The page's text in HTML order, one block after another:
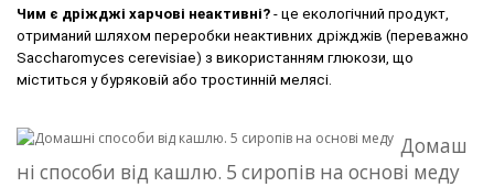
Чим є дріжджі харчові неактивні? - це екологічний продукт,
отриманий шляхом переробки неактивних дріжджів (переважно
Saccharomyces cerevisiae) з використанням глюкози, що
міститься у буряковій або тростинній мелясі.
Домаш
ні способи від кашлю. 5 сиропів на основі меду